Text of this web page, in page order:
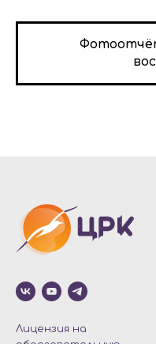
Лицензия на